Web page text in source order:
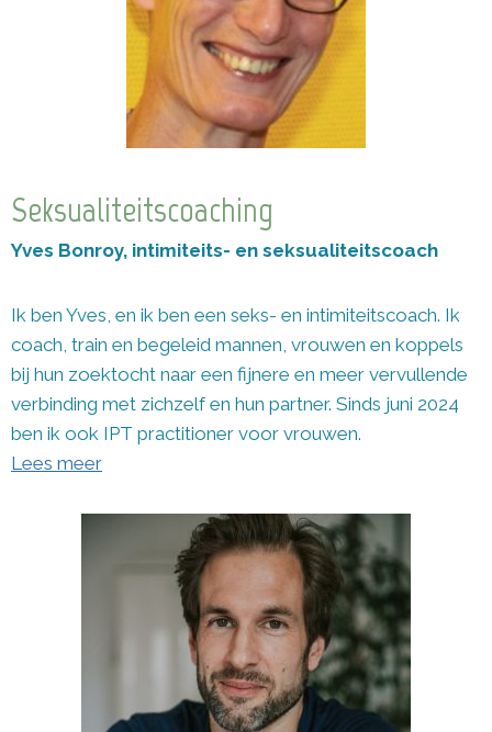
Seksualiteitscoaching
Yves Bonroy, intimiteits- en seksualiteitscoach
Ik ben Yves, en ik ben een seks- en intimiteitscoach. Ik
coach, train en begeleid mannen, vrouwen en koppels
bij hun zoektocht naar een fijnere en meer vervullende
verbinding met zichzelf en hun partner. Sinds juni 2024
ben ik ook IPT practitioner voor vrouwen.
Lees meer